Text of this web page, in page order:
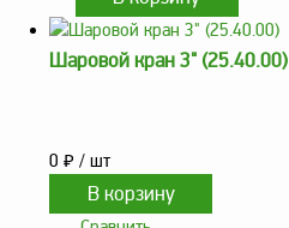
Рукава, шланги и
техпластина МБС
Устройства
заземления
автоцистерн и
Шаровой кран 3" (25.40.00)
0 ₽ / шт